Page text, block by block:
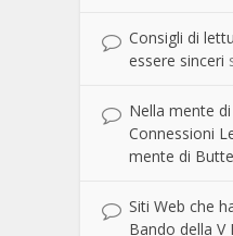
Consigli di
essere sinceri
Nella mente
Connessioni
mente di
Siti Web che
Bando della V